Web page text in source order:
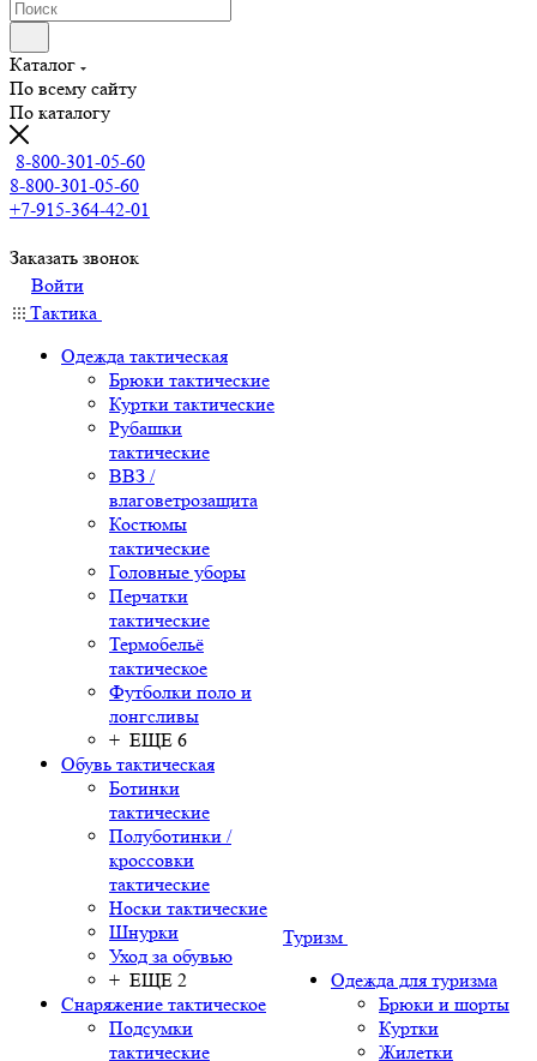
Каталог
По всему сайту
По каталогу
8-800-301-05-60
8-800-301-05-60
+7-915-364-42-01
Заказать звонок
Войти
Тактика
Одежда тактическая
Брюки тактические
Куртки тактические
Рубашки
тактические
ВВЗ /
влаговетрозащита
Костюмы
тактические
Головные уборы
Перчатки
тактические
Термобельё
тактическое
Футболки поло и
лонгсливы
+ ЕЩЕ 6
Обувь тактическая
Ботинки
тактические
Полуботинки /
кроссовки
тактические
Носки тактические
Шнурки
Уход за обувью
+ ЕЩЕ 2
Снаряжение тактическое
Подсумки
тактические
Туризм
Одежда для туризма
Брюки и шорты
Куртки
Жилетки